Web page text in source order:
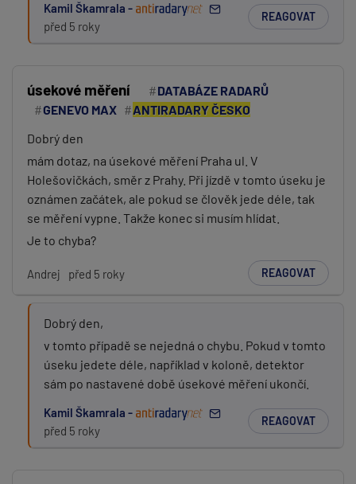
Kamil Škamrala -
před 5 roky
REAGOVAT
úsekové měření
DATABÁZE RADARŮ
GENEVO MAX
ANTIRADARY ČESKO
Dobrý den
mám dotaz, na úsekové měření Praha ul. V
Holešovičkách, směr z Prahy. Při jízdě v tomto úseku je
oznámen začátek, ale pokud se člověk jede déle, tak
se měření vypne. Takže konec si musím hlídat.
Je to chyba?
Andrej před 5 roky REAGOVAT
Dobrý den,
v tomto případě se nejedná o chybu. Pokud v tomto
úseku jedete déle, například v koloně, detektor
sám po nastavené době úsekové měření ukončí.
Kamil Škamrala -
před 5 roky
REAGOVAT